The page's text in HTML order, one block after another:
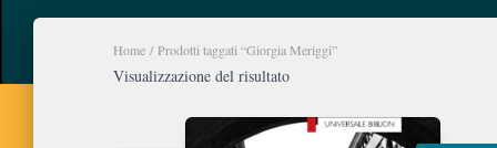
Home / Prodotti taggati “Giorgia Meriggi”
Visualizzazione del risultato